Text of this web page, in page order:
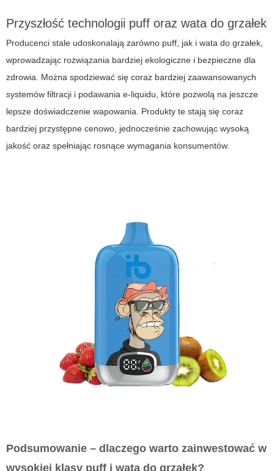
Przyszłość technologii puff oraz wata do grzałek
Producenci stale udoskonalają zarówno puff , jak i wata do grzałek
wprowadzając rozwiązania bardziej ekologiczne i bezpieczne dla
zdrowia. Można spodziewać się coraz bardziej zaawansowanych
systemów filtracji i podawania e-liquidu, które pozwolą na jeszcze
lepsze doświadczenie wapowania. Produkty te stają się coraz
bardziej przystępne cenowo, jednocześnie zachowując wysoką
jakość oraz spełniając rosnące wymagania konsumentów.
Podsumowanie – dlaczego warto zainwestować w
wysokiej klasy puff i wata do grzałek?